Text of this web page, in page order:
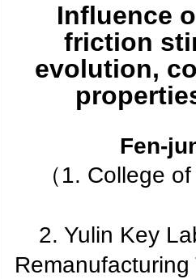
Influence
friction
evolution,
Fen-
（1. College
2. Yulin Key